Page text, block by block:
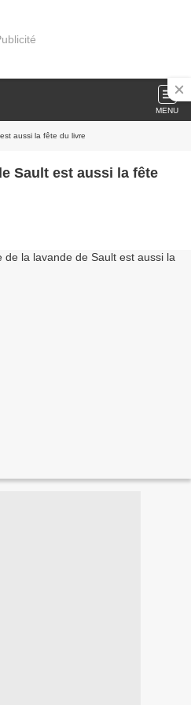
MENU
aussi la fête du livre
Sault est aussi la fête